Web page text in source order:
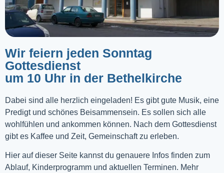
Wir feiern jeden Sonntag
Gottesdienst
um 10 Uhr in der Bethelkirche
Dabei sind alle herzlich eingeladen! Es gibt gute Musik, eine
Predigt und schönes Beisammensein. Es sollen sich alle
wohlfühlen und ankommen können. Nach dem Gottesdienst
gibt es Kaffee und Zeit, Gemeinschaft zu erleben.
Hier auf dieser Seite kannst du genauere Infos finden zum
Ablauf, Kinderprogramm und aktuellen Terminen. Mehr